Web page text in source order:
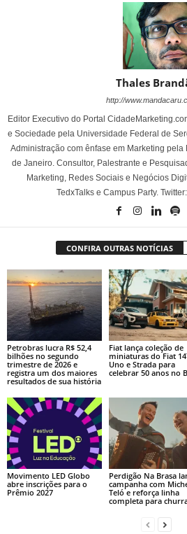
Thales
http://
Editor Executivo do Portal
e Sociedade pela Universidade Federal de
Administração com ênfase em Marketing
de Janeiro. Consultor, Palestrante e
Marketing, Redes Sociais e Negócios
TedxTalks e Campus Party.
CONFIRA OUTRAS NOTÍCIAS
Petrobras lucra R$ 52,4
bilhões no segundo
trimestre de 2026 e
registra um dos maiores
resultados de sua história
Fiat lança coleção de
miniaturas do Fiat
Uno e Strada para
celebrar 50 anos no
Movimento LED Globo
abre inscrições para o
Prêmio 2027
Perdigão Na Brasa
campanha com
Teló e reforça linha
completa para